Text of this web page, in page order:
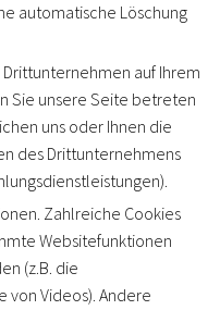
automatische Löschung
auf Ihrem
Sie unsere Seite betreten
uns oder Ihnen die
des Drittunternehmens
Zahlreiche Cookies
Websitefunktionen
(z.B. die
von Videos). Andere